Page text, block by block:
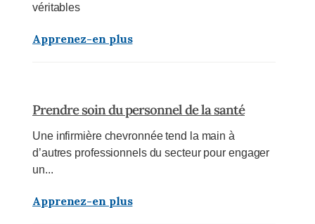
véritables
Apprenez-en plus
Prendre soin du personnel de la santé
Une infirmière chevronnée tend la main à
d’autres professionnels du secteur pour engager
un...
Apprenez-en plus